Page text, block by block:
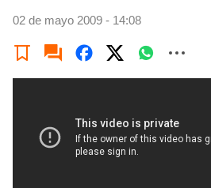
02 de mayo 2009 - 14:08